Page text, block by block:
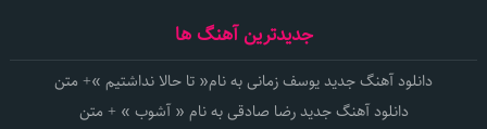
جدیدترین آهنگ ها
دانلود آهنگ جدید یوسف زمانی به نام« تا حالا نداشتیم »+ متن
دانلود آهنگ جدید رضا صادقی به نام « آشوب » + متن